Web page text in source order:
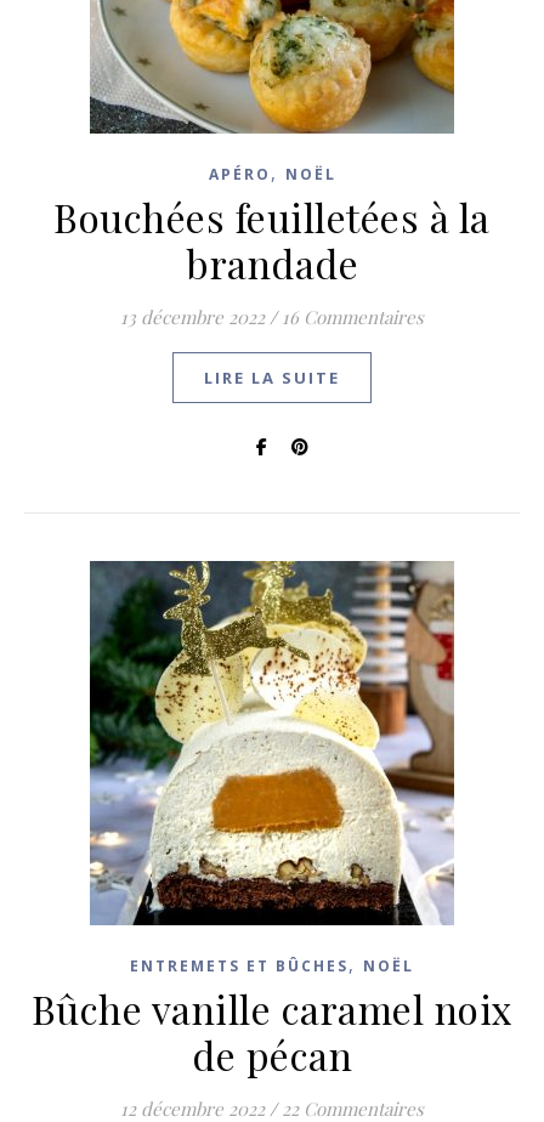
APÉRO , NOËL
Bouchées feuilletées à la
brandade
13 décembre 2022 / 16 Commentaires
LIRE LA SUITE
ENTREMETS ET BÛCHES, NOËL
Bûche vanille caramel noix
de pécan
12 décembre 2022 / 22 Commentaires